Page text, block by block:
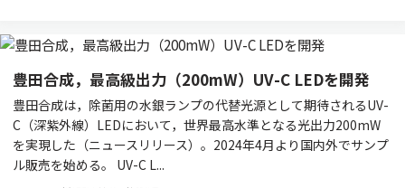
豊田合成，最高級出力（200mW）UV-C LEDを開発
豊田合成は，除菌用の水銀ランプの代替光源として期待されるUV-
C（深紫外線）LEDにおいて，世界最高水準となる光出力200mW
を実現した（ニュースリリース）。2024年4月より国内外でサンプ
ル販売を始める。 UV-C L...